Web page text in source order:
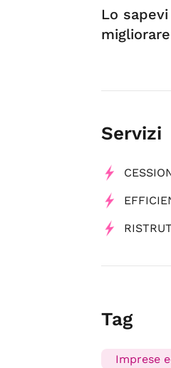
Lo
Servizi
Tag
Imprese